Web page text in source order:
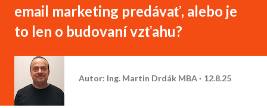
email marketing predávať, alebo je
to len o budovaní vzťahu?
Autor: Ing. Martin Drdák MBA 12.8.25